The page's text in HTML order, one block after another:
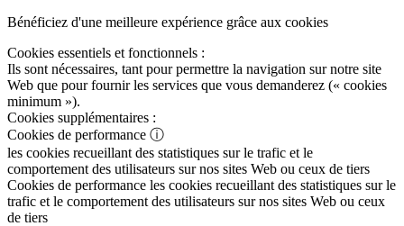
Bénéficiez d'une meilleure expérience grâce aux cookies
Cookies essentiels et fonctionnels :
Ils sont nécessaires, tant pour permettre la navigation sur notre site
Web que pour fournir les services que vous demanderez (« cookies
minimum »).
Cookies supplémentaires :
Cookies de performance ⓘ
les cookies recueillant des statistiques sur le trafic et le
comportement des utilisateurs sur nos sites Web ou ceux de tiers
Cookies de performance les cookies recueillant des statistiques sur le
trafic et le comportement des utilisateurs sur nos sites Web ou ceux
de tiers